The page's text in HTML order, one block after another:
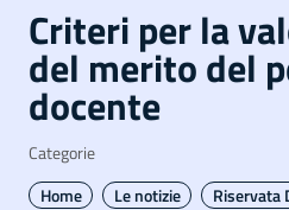
Criteri per la
del merito del
docente
Categorie
Home
Le notizie Riservata